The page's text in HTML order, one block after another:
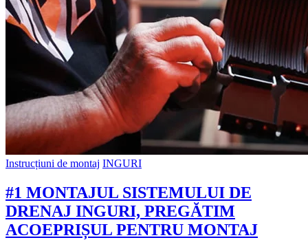
Instrucțiuni de montaj INGURI
#1 MONTAJUL SISTEMULUI DE
DRENAJ INGURI, PREGĂTIM
ACOEPRIȘUL PENTRU MONTAJ